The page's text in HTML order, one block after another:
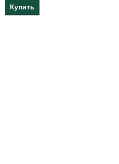
Купить